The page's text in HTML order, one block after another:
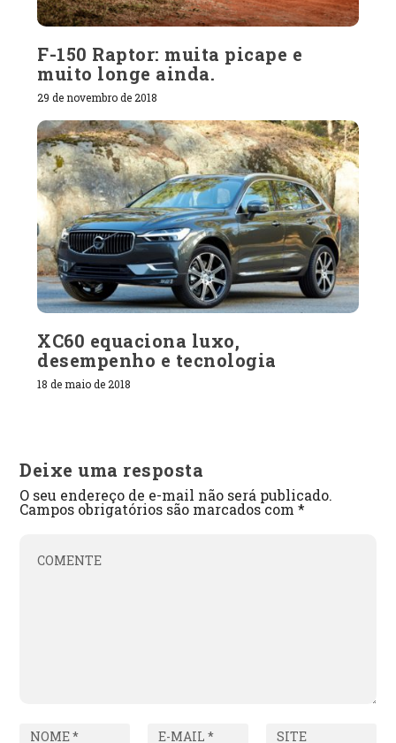
F-150 Raptor: muita picape e
muito longe ainda.
29 de novembro de 2018
XC60 equaciona luxo,
desempenho e tecnologia
18 de maio de 2018
Deixe uma resposta
O seu endereço de e-mail não será publicado.
Campos obrigatórios são marcados com*